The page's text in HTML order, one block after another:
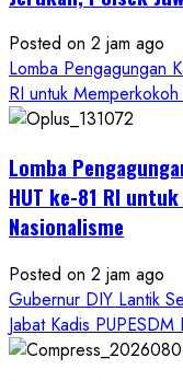
Posted on 2 jam ago
Lomba Pengagungan
RI untuk
Lomba
HUT ke-81 RI
Nasionalisme
Posted on 2 jam ago
Gubernur DIY Lantik
Jabat Kadis PUPESDM